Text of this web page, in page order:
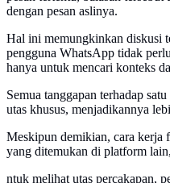
dengan pesan aslinya.
Hal ini memungkinkan diskusi
pengguna WhatsApp tidak
hanya untuk mencari konteks
Semua tanggapan terhadap
utas khusus, menjadikannya
Meskipun demikian, cara kerja
yang ditemukan di platform
ntuk melihat utas percakapan,